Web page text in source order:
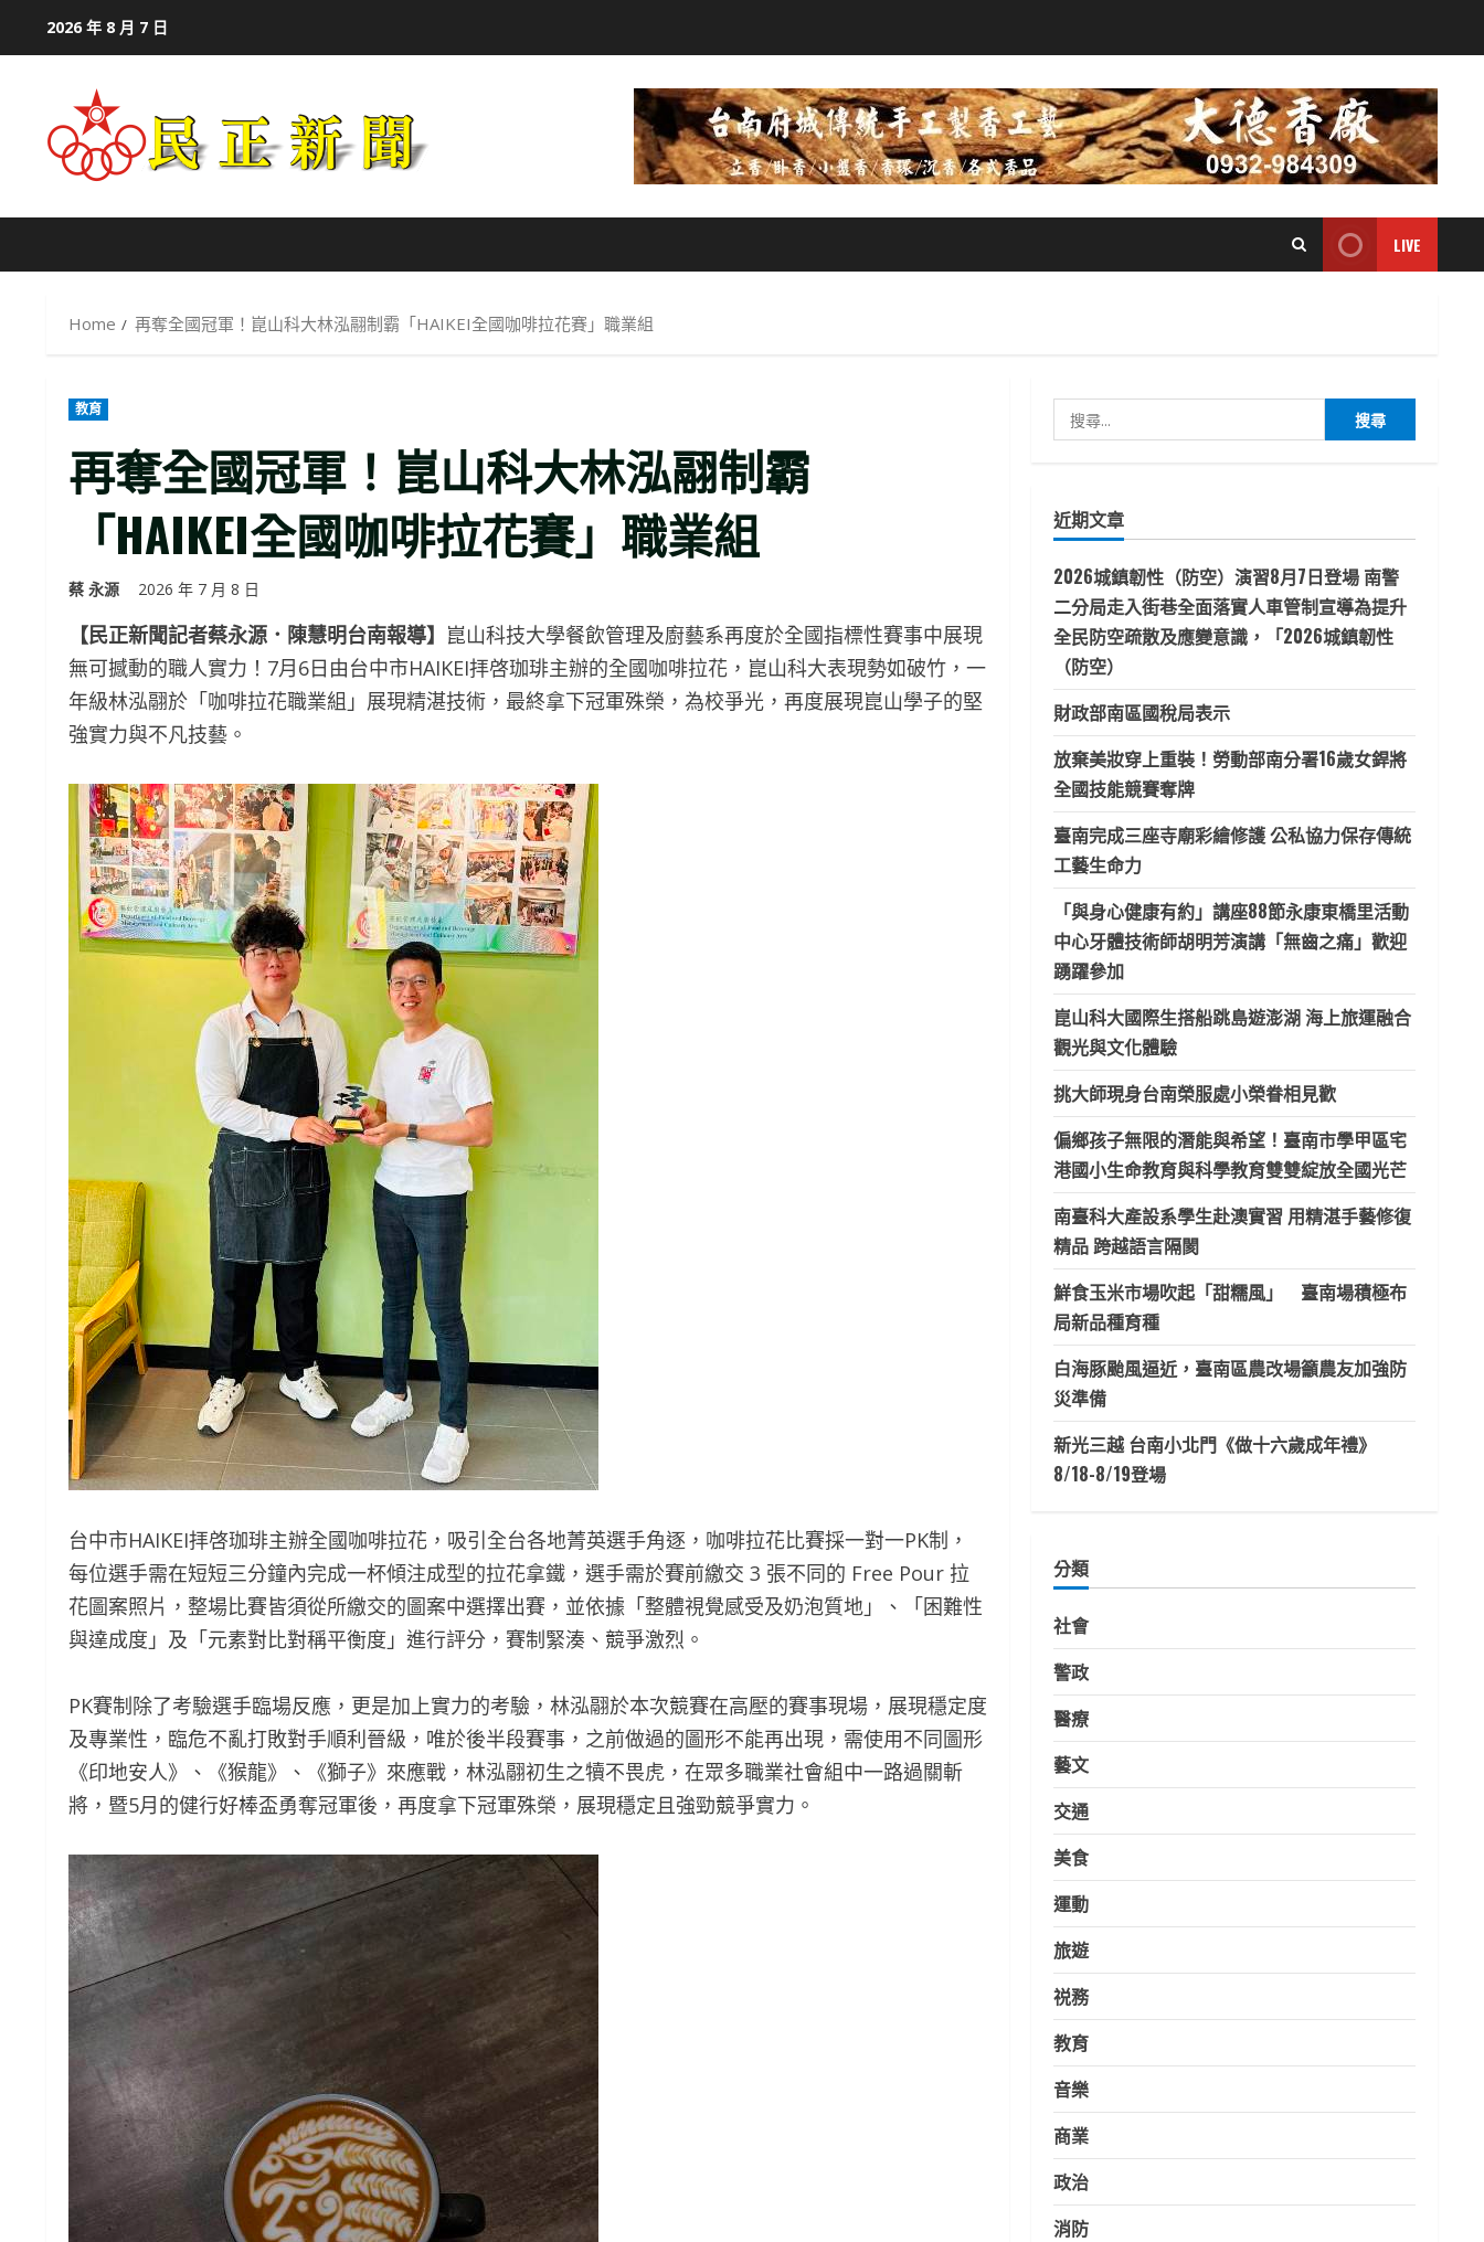
2026 年 8 月 7 日
LIVE
Home 再奪全國冠軍！崑山科大林泓翮制霸「HAIKEI全國咖啡拉花賽」職業組
教育
再奪全國冠軍！崑山科大林泓翮制霸
「HAIKEI全國咖啡拉花賽」職業組
蔡 永源 2026 年 7 月 8 日
【民正新聞記者蔡永源．陳慧明台南報導】 崑山科技大學餐飲管理及廚藝系再度於全國指標性賽事中展現
無可撼動的職人實力！7月6日由台中市HAIKEI拝啓珈琲主辦的全國咖啡拉花，崑山科大表現勢如破竹，一
年級林泓翮於「咖啡拉花職業組」展現精湛技術，最終拿下冠軍殊榮，為校爭光，再度展現崑山學子的堅
強實力與不凡技藝。
台中市HAIKEI拝啓珈琲主辦全國咖啡拉花，吸引全台各地菁英選手角逐，咖啡拉花比賽採一對一PK制，
每位選手需在短短三分鐘內完成一杯傾注成型的拉花拿鐵，選手需於賽前繳交 3 張不同的 Free Pour 拉
花圖案照片，整場比賽皆須從所繳交的圖案中選擇出賽，並依據「整體視覺感受及奶泡質地」、「困難性
與達成度」及「元素對比對稱平衡度」進行評分，賽制緊湊、競爭激烈。
PK賽制除了考驗選手臨場反應，更是加上實力的考驗，林泓翮於本次競賽在高壓的賽事現場，展現穩定度
及專業性，臨危不亂打敗對手順利晉級，唯於後半段賽事，之前做過的圖形不能再出現，需使用不同圖形
《印地安人》、《猴龍》、《獅子》來應戰，林泓翮初生之犢不畏虎，在眾多職業社會組中一路過關斬
將，暨5月的健行好棒盃勇奪冠軍後，再度拿下冠軍殊榮，展現穩定且強勁競爭實力。
尋
字:
近期文章
2026城鎮韌性（防空）演習8月7日登場 南警
二分局走入街巷全面落實人車管制宣導為提升
全民防空疏散及應變意識，「2026城鎮韌性
（防空）
財政部南區國稅局表示
放棄美妝穿上重裝！勞動部南分署16歲女銲將
全國技能競賽奪牌
臺南完成三座寺廟彩繪修護 公私協力保存傳統
工藝生命力
「與身心健康有約」講座88節永康東橋里活動
中心牙體技術師胡明芳演講「無齒之痛」歡迎
踴躍參加
崑山科大國際生搭船跳島遊澎湖 海上旅運融合
觀光與文化體驗
挑大師現身台南榮服處小榮眷相見歡
偏鄉孩子無限的潛能與希望！臺南市學甲區宅
港國小生命教育與科學教育雙雙綻放全國光芒
南臺科大產設系學生赴澳實習 用精湛手藝修復
精品 跨越語言隔閡
鮮食玉米市場吹起「甜糯風」 臺南場積極布
局新品種育種
白海豚颱風逼近，臺南區農改場籲農友加強防
災準備
新光三越 台南小北門《做十六歲成年禮》
8/18-8/19登場
分類
社會
警政
醫療
藝文
交通
美食
運動
旅遊
祱務
教育
音樂
商業
政治
消防